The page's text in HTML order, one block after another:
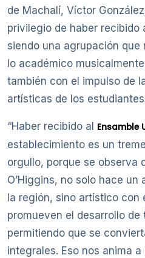
de Machalí, Víctor
privilegio de haber recibido
siendo una agrupación que
lo académico
también con el impulso de
artísticas de los
“Haber recibido al Ensamble
establecimiento es un
orgullo, porque se observa
O’Higgins, no solo hace un
la región, sino artístico con
promueven el desarrollo
permitiendo que se
integrales. Eso nos anima